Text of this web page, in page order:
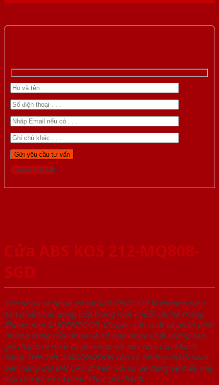
Gọi 0976.169.864
Cửa ABS KOS 212-MQ808-
SGD
Cửa nhựa và nhựa gỗ tại SAIGONDOOR là thương hiệu
sản phẩm các dòng cửa trong một chuỗi các hệ thống
Showroom SAIGONDOOR. Chuyên sản xuất và phân phối
những dòng cửa nhựa và hỗ hợp nhựa chất lượng cao,
giá thành rẻ nhất và phù hợp với mọi nhu cầu khách
hàng. Trên hết, SAIGONDOOR còn có những chính sách
bán hàng ƯU ĐÃI CAO đi kèm với sự đa dạng về mẫu mã,
loại cửa gỗ và cả phân khúc giá thành.